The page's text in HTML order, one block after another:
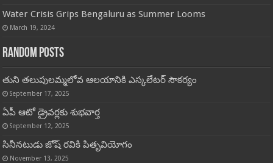
Water Crisis Grips Bengaluru as Summer Looms
March 19, 2024
Random Posts
తుని తలుపులమ్మలోవ ఆలయానికి ఎస్కలేటర్ సౌకర్యం
September 17, 2025
ఏపీ ఆటో డ్రైవర్లకు శుభవార్త
September 12, 2025
సినీనటుడు జోష్ రవికి పితృవియోగం
November 13, 2025